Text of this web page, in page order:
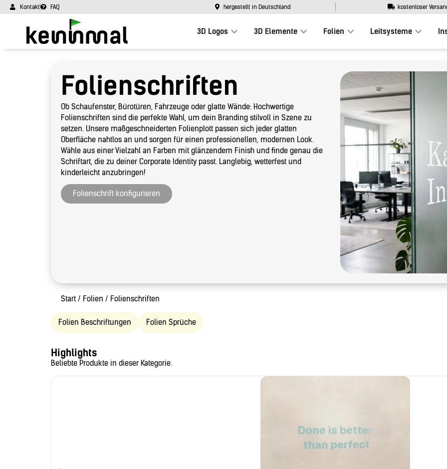
Kontakt FAQ hergestellt in Deutschland kostenloser
3D Logos 3D Elemente Folien Leitsysteme
Folienschriften
Ob Schaufenster, Bürotüren, Fahrzeuge oder glatte Wände: Hochwertige
Folienschriften sind die perfekte Wahl, um dein Branding stilvoll in Szene zu
setzen. Unsere maßgeschneiderten Folienplott passen sich jeder glatten
Oberfläche nahtlos an und sorgen für einen professionellen, modernen Look.
Wähle aus einer Vielzahl an Farben mit glänzendem Finish und finde genau die
Schriftart, die zu deiner Corporate Identity passt. Langlebig, wetterfest und
kinderleicht anzubringen!
Folienschrift konfigurieren
Start / Folien / Folienschriften
Folien Beschriftungen Folien Sprüche
Highlights
Beliebte Produkte in dieser Kategorie.